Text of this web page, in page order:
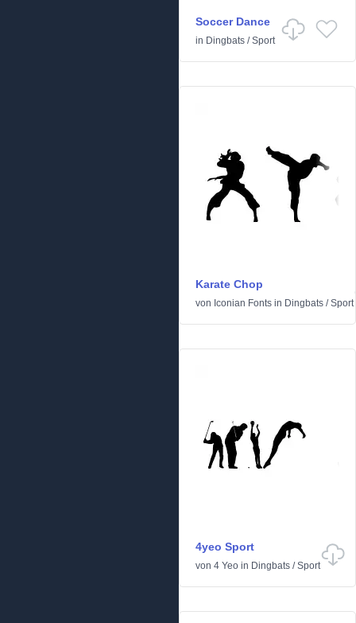
Soccer Dance
in Dingbats /Sport
Karate Chop
von Iconian Fonts in Dingbats /Sport
4yeo Sport
von 4 Yeo in Dingbats /Sport